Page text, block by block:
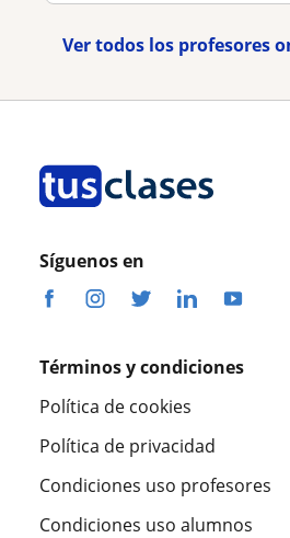
Ver todos los profesores
Síguenos en
Términos y condiciones
Política de cookies
Política de privacidad
Condiciones uso profesores
Condiciones uso alumnos